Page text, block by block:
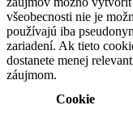
všeobecnosti nie je
používajú iba
zariadení. Ak tieto
dostanete menej
záujmom.
Cookie